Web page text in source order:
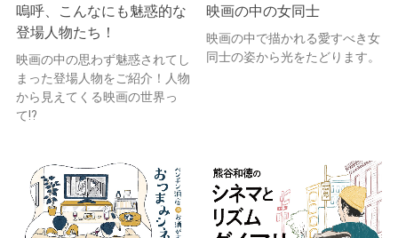
嗚呼、こんなにも魅惑的な
登場人物たち！
映画の中の思わず魅惑されてし
まった登場人物をご紹介！人物
から見えてくる映画の世界っ
て!?
映画の中の女同士
映画の中で描かれる愛すべき女
同士の姿から光をたどります。